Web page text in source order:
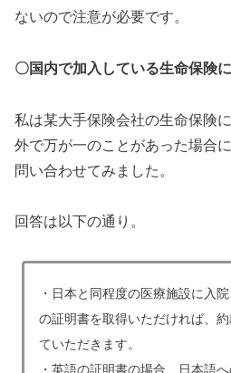
ないので注意が必要です。
〇国内で加入している生命保険
私は某大手保険会社の生命保険
外で万が一のことがあった場合
問い合わせてみました。
回答は以下の通り。
・日本と同程度の医療施設に入
の証明書を取得いただければ、
ていただきます。
・英語の証明書の場合、日本語